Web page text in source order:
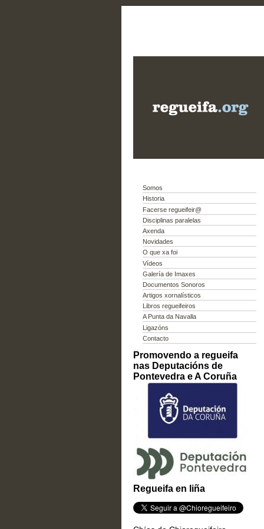
Somos
Historia
Facerse regueifeir@
Disciplinas paralelas
Axenda
Novidades
O que xa foi
Vídeos
Galería de Imaxes
Documentos Sonoros
Artigos xornalísticos
Libros regueifeiros
A Punta da Navalla
Ligazóns
Contacto
Promovendo a regueifa
nas Deputacións de
Pontevedra e A Coruña
Regueifa en liña